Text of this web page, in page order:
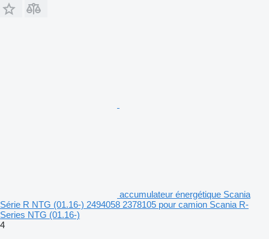
accumulateur énergétique Scania
Série R NTG (01.16-) 2494058 2378105 pour camion Scania R-
Series NTG (01.16-)
4